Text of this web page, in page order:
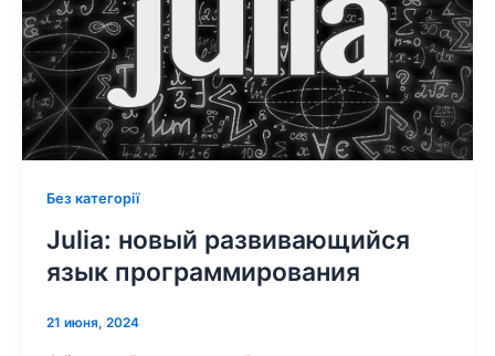
Без категорії
Julia: новый развивающийся
язык программирования
21 июня, 2024